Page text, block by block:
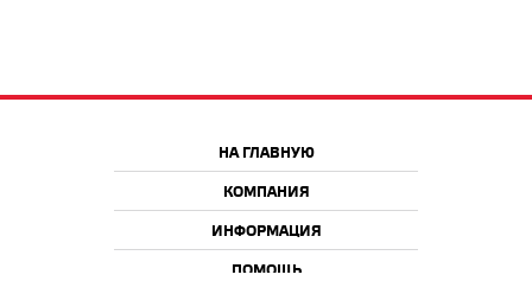
НА ГЛАВНУЮ
КОМПАНИЯ
ИНФОРМАЦИЯ
ПОМОЩЬ